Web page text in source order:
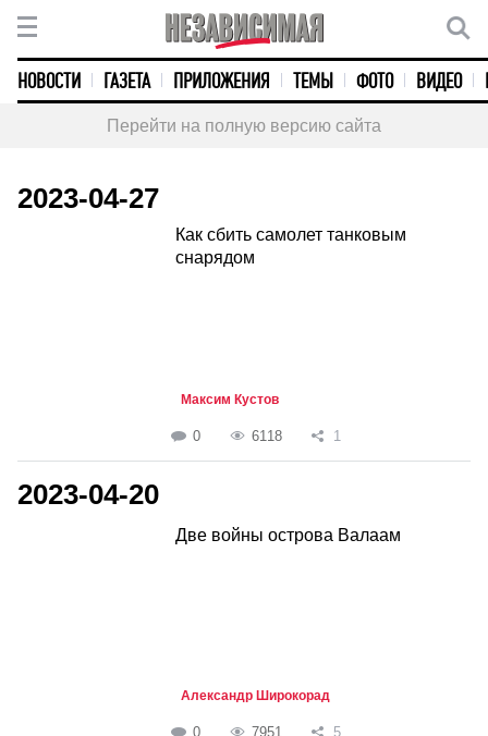
НОВОСТИ ГАЗЕТА ПРИЛОЖЕНИЯ ТЕМЫ ФОТО ВИДЕО
Перейти на полную версию сайта
2023-04-27
Как сбить самолет танковым
снарядом
Максим Кустов
0 6118 1
2023-04-20
Две войны острова Валаам
Александр Широкорад
0 7951 5